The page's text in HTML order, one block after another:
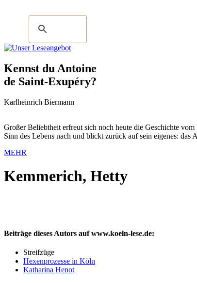
Kennst du Antoine
de Saint-Exupéry?
Karlheinrich Biermann
Großer Beliebtheit erfreut sich noch heute die Geschichte
Sinn des Lebens nach und blickt zurück auf sein eigenes:
MEHR
Kemmerich, Hetty
Beiträge dieses Autors auf www.koeln-lese.de:
Streifzüge
Hexenprozesse in Köln
Katharina Henot